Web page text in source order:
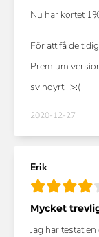
Nu har kortet
För att få de
Premium
svindyrt!! >:(
2020-12-27
Erik
Mycket
Jag har testat